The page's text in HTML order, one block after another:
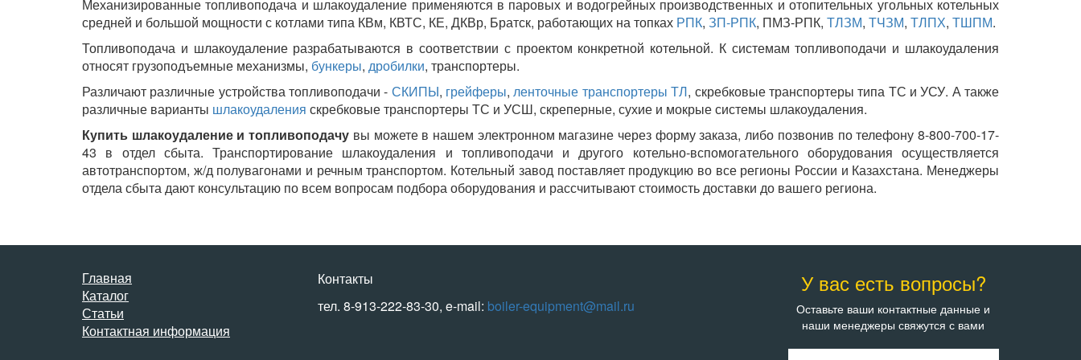
Механизированные топливоподача и шлакоудаление применяются в паровых и водогрейных производственных и отопительных угольных котельных
средней и большой мощности с котлами типа КВм, КВТС, КЕ, ДКВр, Братск, работающих на топках РПК, ЗП-РПК, ПМЗ-РПК, ТЛЗМ, ТЧЗМ, ТЛПХ, ТШПМ.
Топливоподача и шлакоудаление разрабатываются в соответствии с проектом конкретной котельной. К системам топливоподачи и шлакоудаления
относят грузоподъемные механизмы, бункеры, дробилки, транспортеры.
Различают различные устройства топливоподачи - СКИПЫ, грейферы,ленточные транспортеры ТЛ, скребковые транспортеры типа ТС и УСУ. А также
различные варианты шлакоудаления скребковые транспортеры ТС и УСШ, скреперные, сухие и мокрые системы шлакоудаления.
Купить шлакоудаление и топливоподачу вы можете в нашем электронном магазине через форму заказа, либо позвонив по телефону 8-800-700-17-
43 в отдел сбыта. Транспортирование шлакоудаления и топливоподачи и другого котельно-вспомогательного оборудования осуществляется
автотранспортом, ж/д полувагонами и речным транспортом. Котельный завод поставляет продукцию во все регионы России и Казахстана. Менеджеры
отдела сбыта дают консультацию по всем вопросам подбора оборудования и рассчитывают стоимость доставки до вашего региона.
Главная
Каталог
Статьи
Контактная информация
Контакты
тел. 8-913-222-83-30, e-mail: boiler-equipment@mail.ru
У вас есть вопросы?
Оставьте ваши контактные данные и
наши менеджеры свяжутся с вами